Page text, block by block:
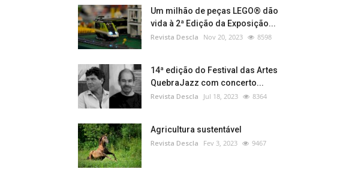
Um milhão de peças LEGO® dão
vida à 2ª Edição da Exposição...
Revista Descla Nov 20, 2023 8598
14ª edição do Festival das Artes
QuebraJazz com concerto...
Revista Descla Jul 18, 2023 8364
Agricultura sustentável
Revista Descla Fev 3, 2023 9467